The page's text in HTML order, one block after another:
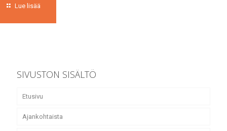
Lue lisää
SIVUSTON SISÄLTÖ
Etusivu
Ajankohtaista